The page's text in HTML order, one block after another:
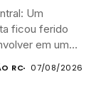
Um
ficou ferido
em um
RC 07/08/2026